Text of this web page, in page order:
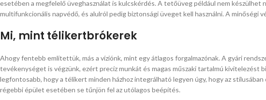
esetében a megfelelő üveghasználat is kulcskérdés. A tetőüveg például nem készülhet
multifunkcionális napvédő, és alulról pedig biztonsági üveget kell használni. A minőségi
Mi, mint télikertbrókerek
Ahogy fentebb említettük, más a víziónk, mint egy átlagos forgalmazónak. A gyári
tevékenységet is végzünk, ezért precíz munkát és magas műszaki tartalmú kivitelezést
legfontosabb, hogy a télikert minden házhoz integrálható legyen úgy, hogy az
régebbi épület esetében se tűnjön fel az utólagos beépítés.